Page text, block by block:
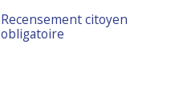
Recensement citoyen
obligatoire